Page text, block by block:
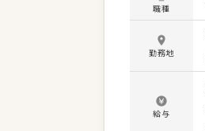
職種
勤務地
給与